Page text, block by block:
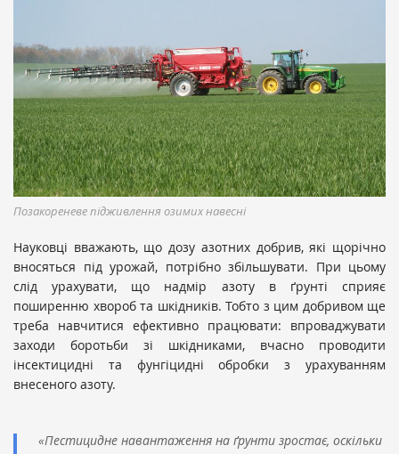
Позакореневе підживлення озимих навесні
Науковці вважають, що дозу азотних добрив, які щорічно
вносяться під урожай, потрібно збільшувати. При цьому
слід урахувати, що надмір азоту в ґрунті сприяє
поширенню хвороб та шкідників. Тобто з цим добривом ще
треба навчитися ефективно працювати: впроваджувати
заходи боротьби зі шкідниками, вчасно проводити
інсектицидні та фунгіцидні обробки з урахуванням
внесеного азоту.
«Пестицидне навантаження на ґрунти зростає, оскільки